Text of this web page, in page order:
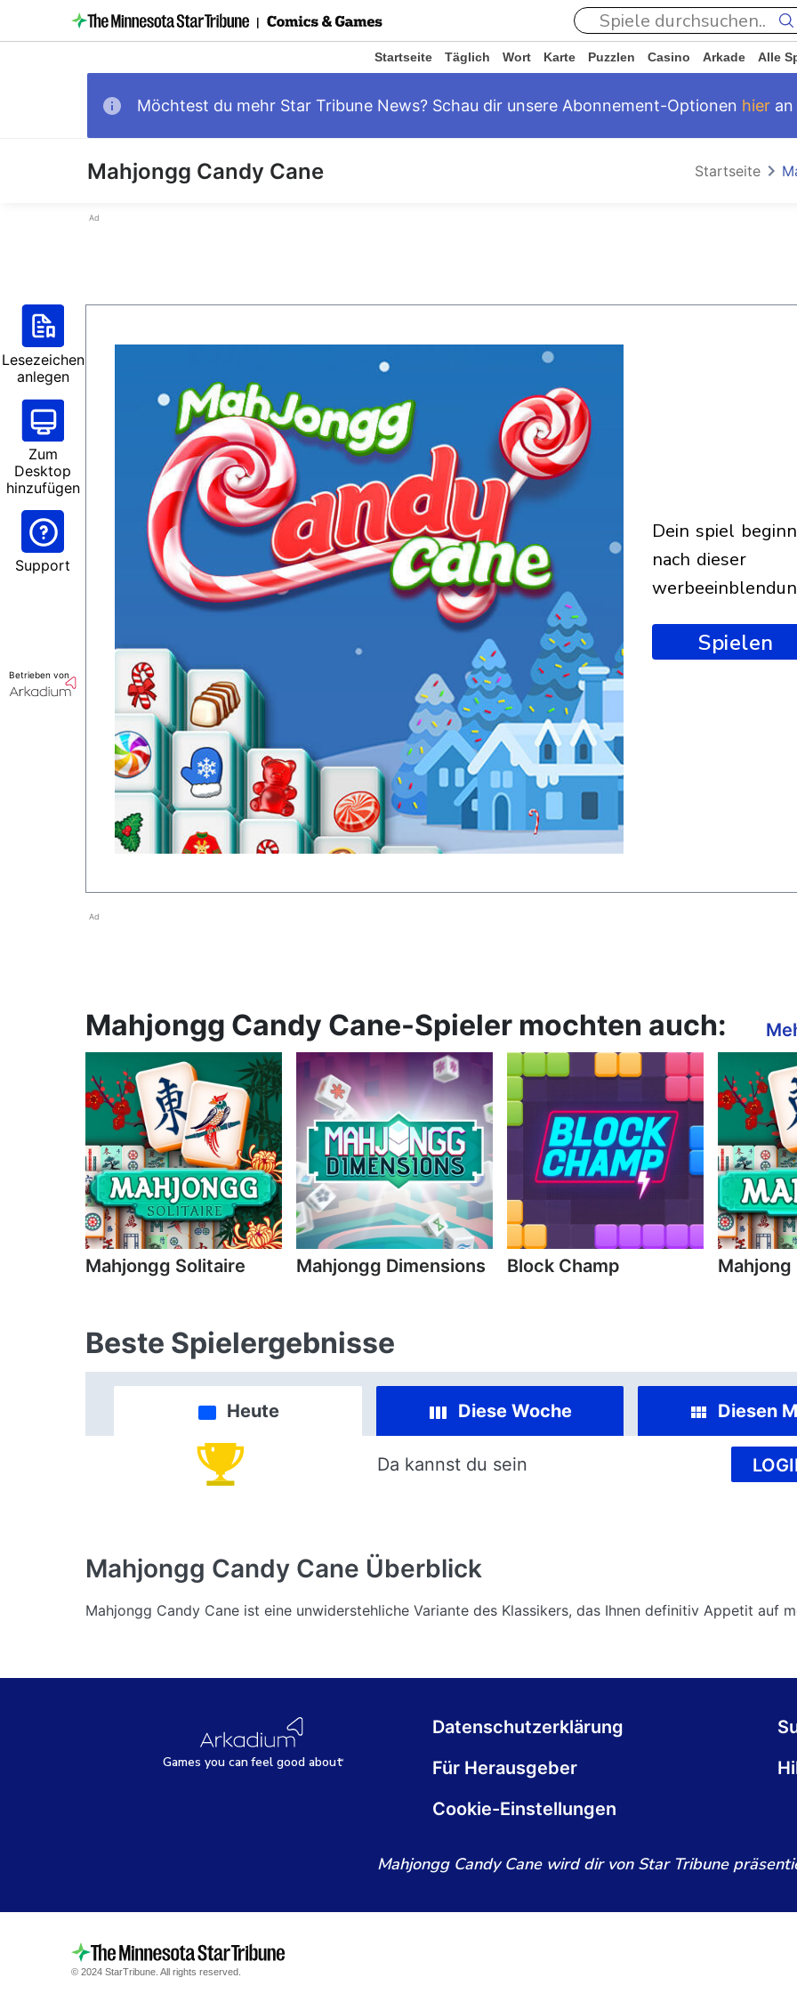
Startseite Täglich Wort Karte Puzzlen Casino Arkade Alle
Möchtest du mehr Star Tribune News? Schau dir unsere Abonnement-Optionen hier an
Mahjongg Candy Cane Startseite
Ad
Lesezeichen
anlegen
Zum
Desktop
hinzufügen
Support
Betrieben von
dein spiel beginnt
nach dieser
Spielen
Ad
Mahjongg Candy Cane-Spieler mochten auch:
Mahjongg Solitaire Mahjongg Dimensions Block Champ Mahjong
Beste Spielergebnisse
Heute Diese Woche Diesen
Da kannst du sein
Mahjongg Candy Cane Überblick
Mahjongg Candy Cane ist eine unwiderstehliche Variante des Klassikers, das Ihnen definitiv Appetit auf
Games you canfeel good about
Datenschutzerklärung
Für Herausgeber
Cookie-Einstellungen
Mahjongg Candy Cane wird dir von Star Tribune
© 2024 StarTribune. All rights reserved.